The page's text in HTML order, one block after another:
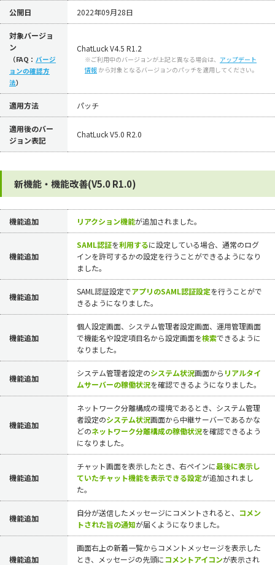
公開日 2022年09月28日
対象バージョ
ン
（FAQ： バージ
ョンの確認方
法）
ChatLuck V4.5 R1.2
※ご利用中のバージョンが上記と異なる場合は、 アップデート
情報 から対象となるバージョンのパッチを適用してください。
適用方法 パッチ
適用後のバー
ジョン表記
ChatLuck V5.0 R2.0
新機能・機能改善(V5.0 R1.0)
機能追加 リアクション機能が追加されました。
機能追加
SAML認証を利用するに設定している場合、通常のログ
インを許可するかの設定を行うことができるようになり
ました。
機能追加
SAML認証設定でアプリのSAML認証設定を行うことがで
きるようになりました。
機能追加
個人設定画面、システム管理者設定画面、運用管理画面
で機能名や設定項目名から設定画面を検索できるように
なりました。
機能追加
システム管理者設定のシステム状況画面から リアルタイ
ムサーバーの稼働状況を確認できるようになりました。
機能追加
ネットワーク分離構成の環境であるとき、システム管理
者設定のシステム状況画面から中継サーバーであるかな
どのネットワーク分離構成の稼働状況を確認できるよう
になりました。
機能追加
チャット画面を表示したとき、右ペインに最後に表示し
ていたチャット機能を表示できる設定が追加されまし
た。
機能追加
自分が送信したメッセージにコメントされると、
コメン
トされた旨の通知が届くようになりました。
機能追加
画面右上の新着一覧からコメントメッセージを表示した
とき、メッセージの先頭に コメントアイコンが表示され